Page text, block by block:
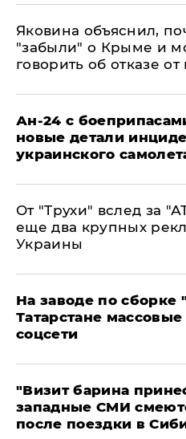
Яковина объяснил,
"забыли" о Крыме и
говорить об отказе
Ан-24 с
новые детали
украинского
От "Трухи" вслед за
еще два крупных
Украины
На заводе по сборке
Татарстане
соцсети
"Визит барина
западные СМИ
после поездки в